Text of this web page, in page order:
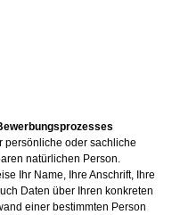
persönliche oder sachliche
natürlichen Person.
Ihr Name, Ihre Anschrift, Ihre
Daten über Ihren konkreten
einer bestimmten Person